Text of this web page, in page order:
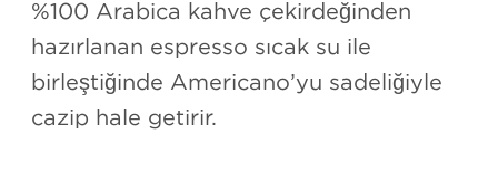
%100 Arabica kahve çekirdeğinden
hazırlanan espresso sıcak su ile
birleştiğinde Americano’yu sadeliğiyle
cazip hale getirir.